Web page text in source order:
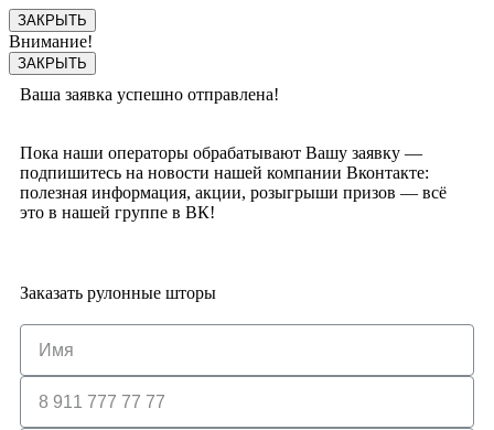
ЗАКРЫТЬ
Внимание!
ЗАКРЫТЬ
Ваша заявка успешно отправлена!
Пока наши операторы обрабатывают Вашу заявку —
подпишитесь на новости нашей компании Вконтакте:
полезная информация, акции, розыгрыши призов — всё
это в нашей группе в ВК!
Заказать рулонные шторы